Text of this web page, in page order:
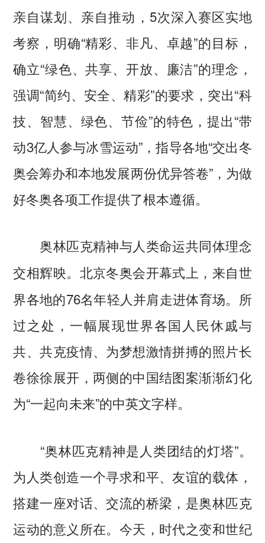
亲自谋划、亲自推动，5次深入赛区实地
考察，明确“精彩、非凡、卓越”的目标，
确立“绿色、共享、开放、廉洁”的理念，
强调“简约、安全、精彩”的要求，突出“科
技、智慧、绿色、节俭”的特色，提出“带
动3亿人参与冰雪运动”，指导各地“交出冬
奥会筹办和本地发展两份优异答卷”，为做
好冬奥各项工作提供了根本遵循。
奥林匹克精神与人类命运共同体理念
交相辉映。 北京冬奥会开幕式上，来自世
界各地的76名年轻人并肩走进体育场。所
过之处，一幅展现世界各国人民休戚与
共、共克疫情、为梦想激情拼搏的照片长
卷徐徐展开，两侧的中国结图案渐渐幻化
为“一起向未来”的中英文字样。
“奥林匹克精神是人类团结的灯塔”。
为人类创造一个寻求和平、友谊的载体，
搭建一座对话、交流的桥梁，是奥林匹克
运动的意义所在。今天，时代之变和世纪